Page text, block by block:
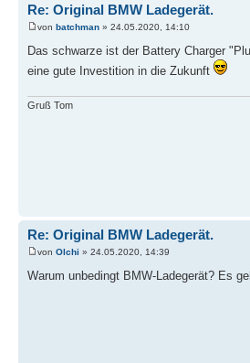
Re: Original BMW Ladegerät.
von batchman » 24.05.2020, 14:10
Das schwarze ist der Battery Charger
eine gute Investition in die Zukunft
Gruß Tom
Re: Original BMW Ladegerät.
von Olchi » 24.05.2020, 14:39
Warum unbedingt BMW-Ladegerät? Es